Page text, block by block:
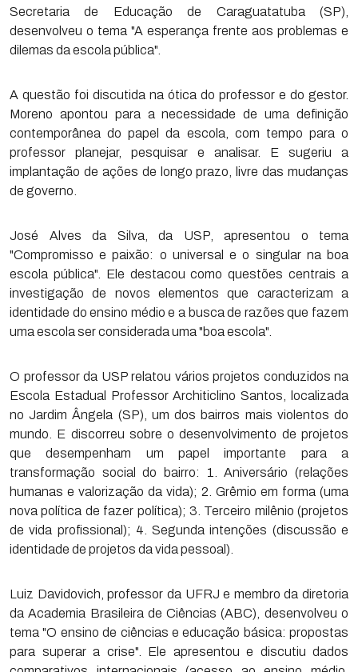
Secretaria de Educação de Caraguatatuba (SP),
desenvolveu o tema "A esperança frente aos problemas e
dilemas da escola pública".
A questão foi discutida na ótica do professor e do gestor.
Moreno apontou para a necessidade de uma definição
contemporânea do papel da escola, com tempo para o
professor planejar, pesquisar e analisar. E sugeriu a
implantação de ações de longo prazo, livre das mudanças
de governo.
José Alves da Silva, da USP, apresentou o tema
"Compromisso e paixão: o universal e o singular na boa
escola pública". Ele destacou como questões centrais a
investigação de novos elementos que caracterizam a
identidade do ensino médio e a busca de razões que fazem
uma escola ser considerada uma "boa escola".
O professor da USP relatou vários projetos conduzidos na
Escola Estadual Professor Architiclino Santos, localizada
no Jardim Ângela (SP), um dos bairros mais violentos do
mundo. E discorreu sobre o desenvolvimento de projetos
que desempenham um papel importante para a
transformação social do bairro: 1. Aniversário (relações
humanas e valorização da vida); 2. Grêmio em forma (uma
nova política de fazer política); 3. Terceiro milênio (projetos
de vida profissional); 4. Segunda intenções (discussão e
identidade de projetos da vida pessoal).
Luiz Davidovich, professor da UFRJ e membro da diretoria
da Academia Brasileira de Ciências (ABC), desenvolveu o
tema "O ensino de ciências e educação básica: propostas
para superar a crise". Ele apresentou e discutiu dados